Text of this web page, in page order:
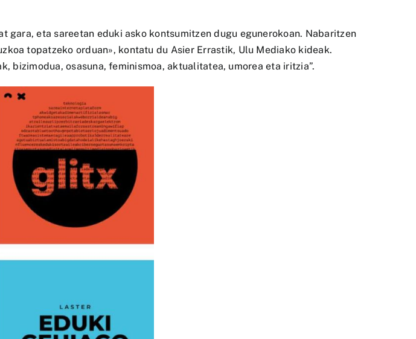
gara, eta sareetan eduki asko kontsumitzen dugu egunerokoan. Nabaritzen
topatzeko orduan», kontatu du Asier Errastik, Ulu Mediako kideak.
bizimodua, osasuna, feminismoa, aktualitatea, umorea eta iritzia”.